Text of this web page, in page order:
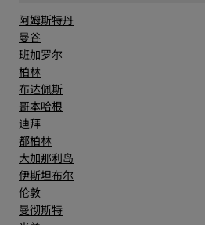
阿姆斯特丹
曼谷
班加罗尔
柏林
布达佩斯
哥本哈根
迪拜
都柏林
大加那利岛
伊斯坦布尔
伦敦
曼彻斯特